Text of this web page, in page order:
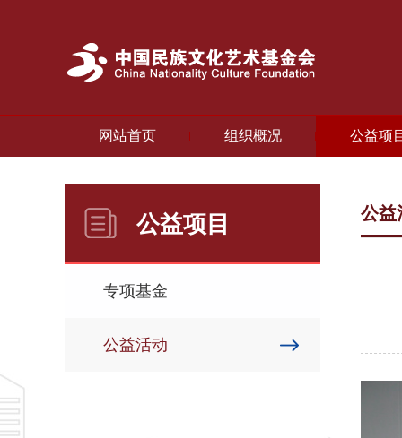
网站首页 组织概况 公益项
公益项目
专项基金
公益活动
公益